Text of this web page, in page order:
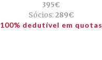
395€
Sócios:289€
100% dedutível em quotas